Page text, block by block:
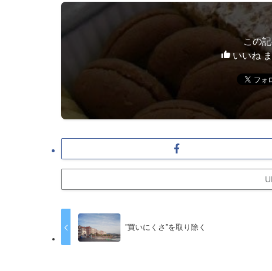
この
いいね
”買いにくさ”を取り除く